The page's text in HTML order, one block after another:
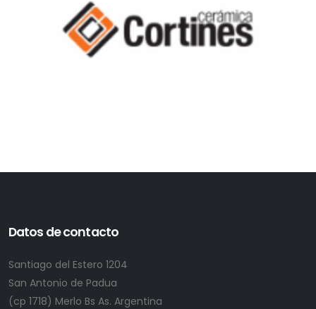
Datos de contacto
Santiago del Estero 1204
San Antonio de Padua
(cp 1718) Merlo Bs As. Argentina